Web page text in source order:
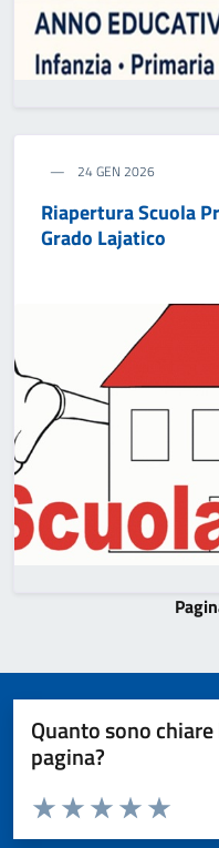
24 GEN 2026
Riapertura Scuola
Grado Lajatico
Quanto sono
pagina?
Valuta da 1 a 5 stelle la pagina
Valuta 5
Valuta 4
Valuta 3 stelle
Valuta 2 stelle su 5
Valuta 1 stelle su 5